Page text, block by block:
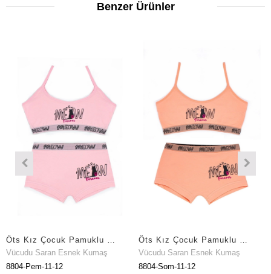
Benzer Ürünler
Öts Kız Çocuk Pamuklu Büstiyer Şort Pembe Meow Maksimum Hareket Özgürlüğü (8804-PEM)
Saran Esnek Kumaş
11-12
Öts Kız Çocuk Pamuklu Büstiyer Şort Somon Meow Özel Form Korumalı (8804-SOM)
Vücudu Saran Esnek Kumaş
8804-Som-11-12